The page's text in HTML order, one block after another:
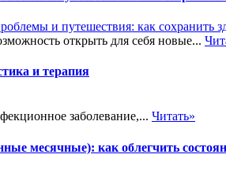
открыть для себя новые...
и терапия
заболевание,... Читать»
месячные): как облегчить